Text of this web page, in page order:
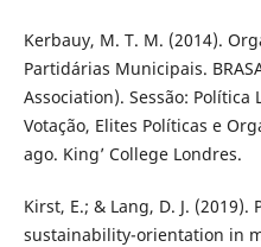
Kerbauy, M. T. M. (2014).
Partidárias Municipais.
Association). Sessão: Política
Votação, Elites Políticas e
ago. King’ College Londres.
Kirst, E.; & Lang, D. J.
sustainability-orientation in